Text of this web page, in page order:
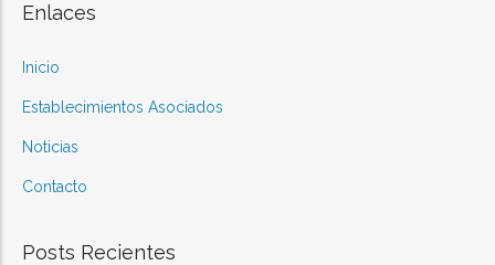
Enlaces
Inicio
Establecimientos Asociados
Noticias
Contacto
Posts Recientes